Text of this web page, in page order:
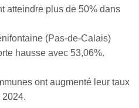
atteindre plus de 50% dans
(Pas-de-Calais)
hausse avec 53,06%.
ont augmenté leur taux
2024.